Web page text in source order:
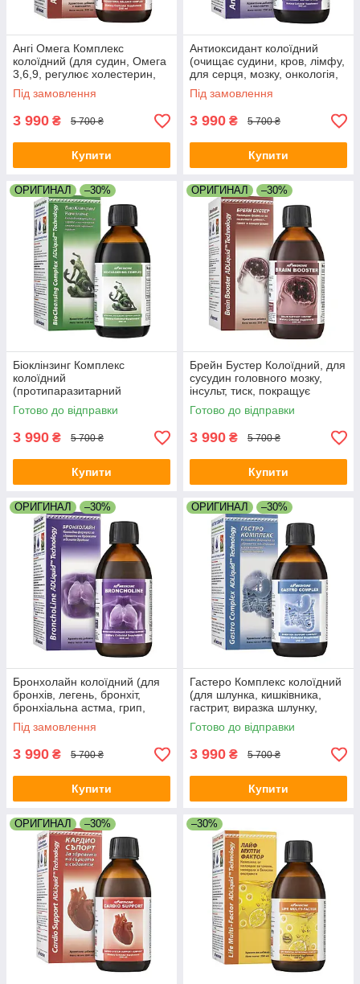
Ангі Омега Комплекс
колоїдний (для судин, Омега
3,6,9, регулює холестерин,
атеросклероз, інсульт,
гіпертонія, тиск, дистонія)
Під замовлення
3 990 ₴ 5 700 ₴
Купити
Антиоксидант колоїдний
(очищає судини, кров, лімфу,
для серця, мозку, онкологія,
інсульт, інфаркт, тиск,
гіпертонія, аллергія)
Під замовлення
3 990 ₴ 5 700 ₴
Купити
ОРИГИНАЛ –30%
Біоклінзинг Комплекс
колоїдний
(протипаразитарний
препарат, від глістів, лямблії,
аскариди, опісторхоз, віруси,
Готово до відправки
3 990 ₴ 5 700 ₴
Купити
ОРИГИНАЛ –30%
Брейн Бустер Колоїдний, для
сусудин головного мозку,
інсульт, тиск, покращує
пам'ять, сон, шум у вухах,
атеросклероз, травми мозку
Готово до відправки
3 990 ₴ 5 700 ₴
Купити
ОРИГИНАЛ –30%
Бронхолайн колоїдний (для
бронхів, легень, бронхіт,
бронхіальна астма, грип,
пневмонія, запалення
легень, виводить мокроту)
Під замовлення
3 990 ₴ 5 700 ₴
Купити
ОРИГИНАЛ –30%
Гастеро Комплекс колоїдний
(для шлунка, кишківника,
гастрит, виразка шлунку,
закреп, хелікобактер,
покращує травлення)
Готово до відправки
3 990 ₴ 5 700 ₴
Купити
ОРИГИНАЛ –30% –30%